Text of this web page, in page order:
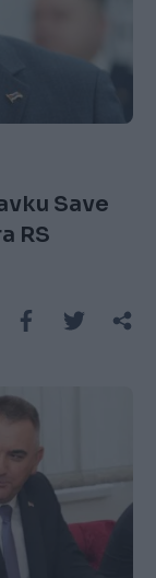
Save
RS